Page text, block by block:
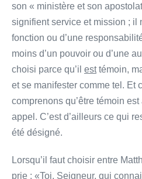
son « ministère et son
signifient service et mission ; il
fonction ou d’une
moins d’un pouvoir ou d’une
choisi parce qu’il esttémoin,
et se manifester comme tel. Et
comprenons qu’être témoin
appel. C’est d’ailleurs ce qui
été désigné.
Lorsqu’il faut choisir entre
prie : «Toi, Seigneur, qui